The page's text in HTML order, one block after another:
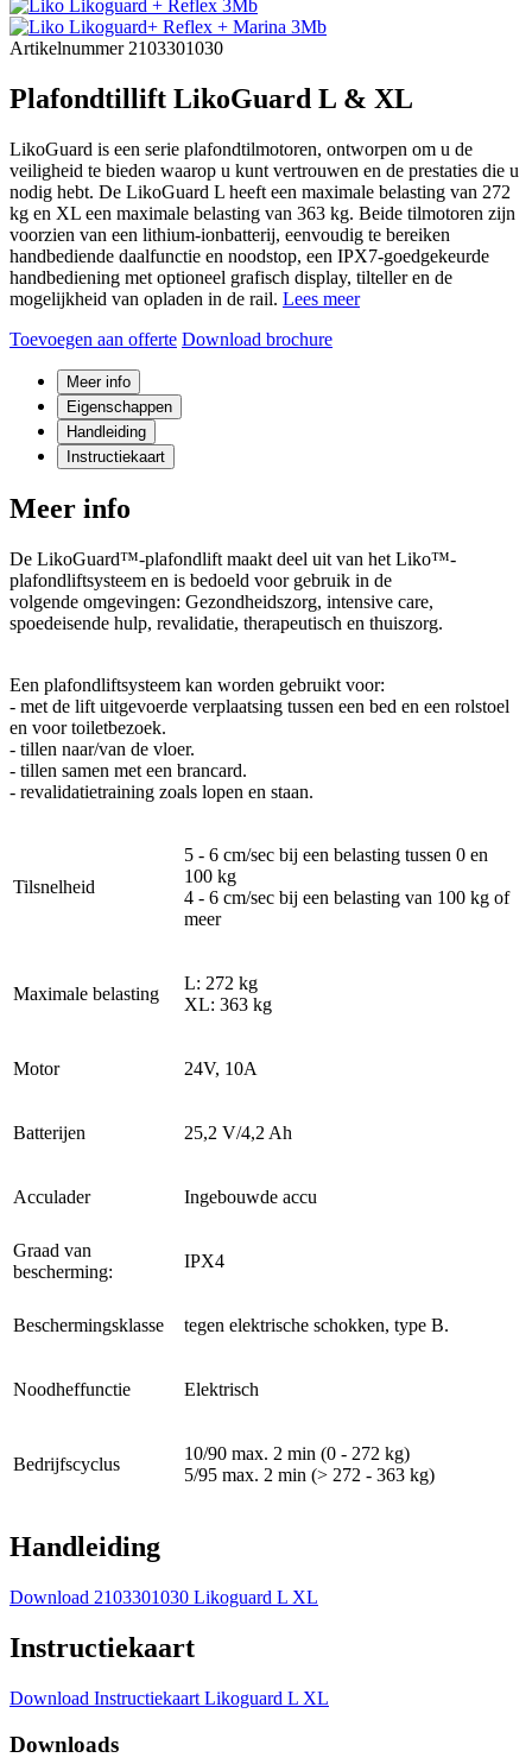
Artikelnummer 2103301030
Plafondtillift LikoGuard L & XL
LikoGuard is een serie plafondtilmotoren, ontworpen om u de
veiligheid te bieden waarop u kunt vertrouwen en de prestaties die u
nodig hebt. De LikoGuard L heeft een maximale belasting van 272
kg en XL een maximale belasting van 363 kg. Beide tilmotoren zijn
voorzien van een lithium-ionbatterij, eenvoudig te bereiken
handbediende daalfunctie en noodstop, een IPX7-goedgekeurde
handbediening met optioneel grafisch display, tilteller en de
mogelijkheid van opladen in de rail. Lees meer
Toevoegen aan offerte Download brochure
Meer info
Eigenschappen
Handleiding
Instructiekaart
Meer info
De LikoGuard™-plafondlift maakt deel uit van het Liko™-
plafondliftsysteem en is bedoeld voor gebruik in de
volgende omgevingen: Gezondheidszorg, intensive care,
spoedeisende hulp, revalidatie, therapeutisch en thuiszorg.
Een plafondliftsysteem kan worden gebruikt voor:
- met de lift uitgevoerde verplaatsing tussen een bed en een rolstoel
en voor toiletbezoek.
- tillen naar/van de vloer.
- tillen samen met een brancard.
- revalidatietraining zoals lopen en staan.
Tilsnelheid
5 - 6 cm/sec bij een belasting tussen 0 en
100 kg
4 - 6 cm/sec bij een belasting van 100 kg of
meer
Maximale belasting
L: 272 kg
XL: 363 kg
Motor 24V, 10A
Batterijen 25,2 V/4,2 Ah
Acculader Ingebouwde accu
Graad van
bescherming:
IPX4
Beschermingsklasse tegen elektrische schokken, type B.
Noodheffunctie Elektrisch
Bedrijfscyclus
10/90 max. 2 min (0 - 272 kg)
5/95 max. 2 min (> 272 - 363 kg)
Handleiding
Download 2103301030 Likoguard L XL
Instructiekaart
Download Instructiekaart Likoguard L XL
Downloads